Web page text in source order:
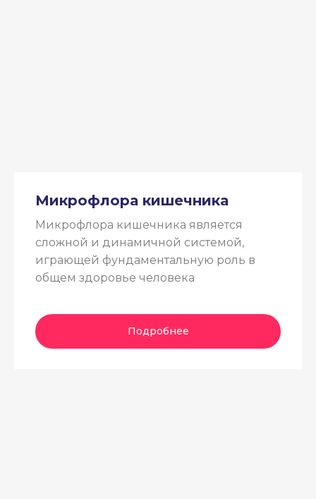
Микрофлора кишечника
Микрофлора кишечника является
сложной и динамичной системой,
играющей фундаментальную роль в
общем здоровье человека
Подробнее